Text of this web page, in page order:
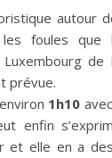
autour
foules que
de
prévue.
1h10
enfin
et elle en a